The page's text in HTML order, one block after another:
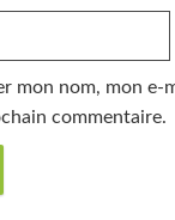
mon nom, mon e-
commentaire.